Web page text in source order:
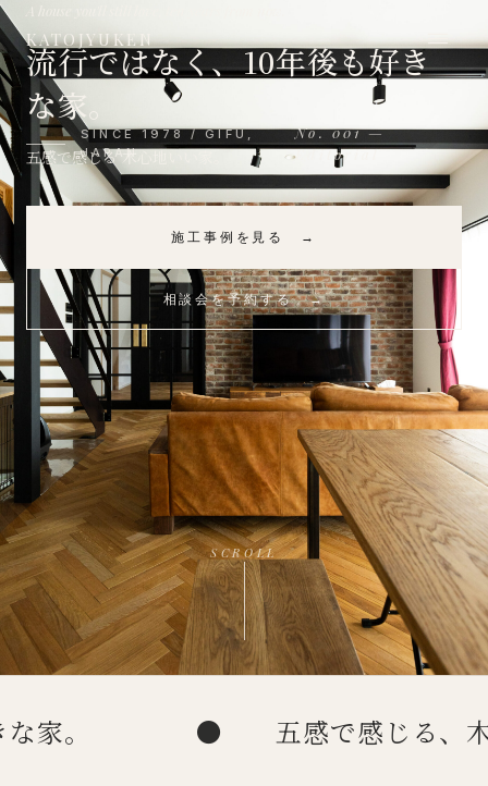
KATOJYUKEN ≡
SINCE 1978 / GIFU,
JAPAN
No. 001 —
Editorial
流行ではなく、10年後も好き
な家。
五感で感じる 木心地いい家。
施工事例を見る →
相談会を予約する →
SCROLL
五感で感じる、木心地